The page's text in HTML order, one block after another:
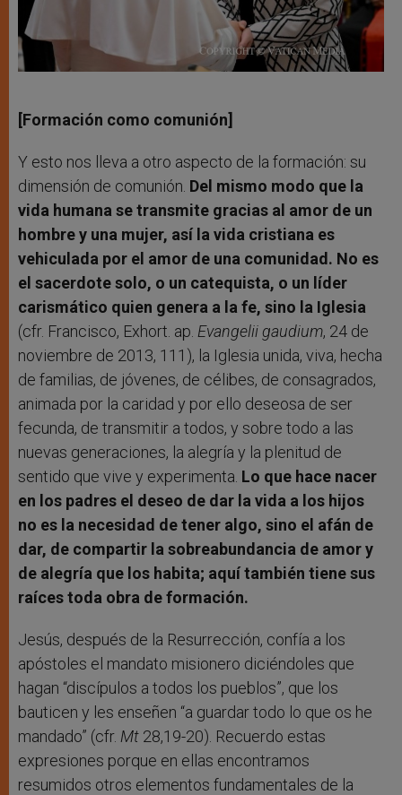
[Formación como comunión]
Y esto nos lleva a otro aspecto de la formación: su
dimensión de comunión. Del mismo modo que la
vida humana se transmite gracias al amor de un
hombre y una mujer, así la vida cristiana es
vehiculada por el amor de una comunidad. No es
el sacerdote solo, o un catequista, o un líder
carismático quien genera a la fe, sino la Iglesia
(cfr. Francisco, Exhort. ap. Evangelii gaudium, 24 de
noviembre de 2013, 111), la Iglesia unida, viva, hecha
de familias, de jóvenes, de célibes, de consagrados,
animada por la caridad y por ello deseosa de ser
fecunda, de transmitir a todos, y sobre todo a las
nuevas generaciones, la alegría y la plenitud de
sentido que vive y experimenta. Lo que hace nacer
en los padres el deseo de dar la vida a los hijos
no es la necesidad de tener algo, sino el afán de
dar, de compartir la sobreabundancia de amor y
de alegría que los habita; aquí también tiene sus
raíces toda obra de formación.
Jesús, después de la Resurrección, confía a los
apóstoles el mandato misionero diciéndoles que
hagan “discípulos a todos los pueblos”, que los
bauticen y les enseñen “a guardar todo lo que os he
mandado” (cfr. Mt 28,19-20). Recuerdo estas
expresiones porque en ellas encontramos
resumidos otros elementos fundamentales de la